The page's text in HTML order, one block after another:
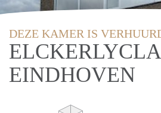
DEZE KAMER IS
EINDHOVEN